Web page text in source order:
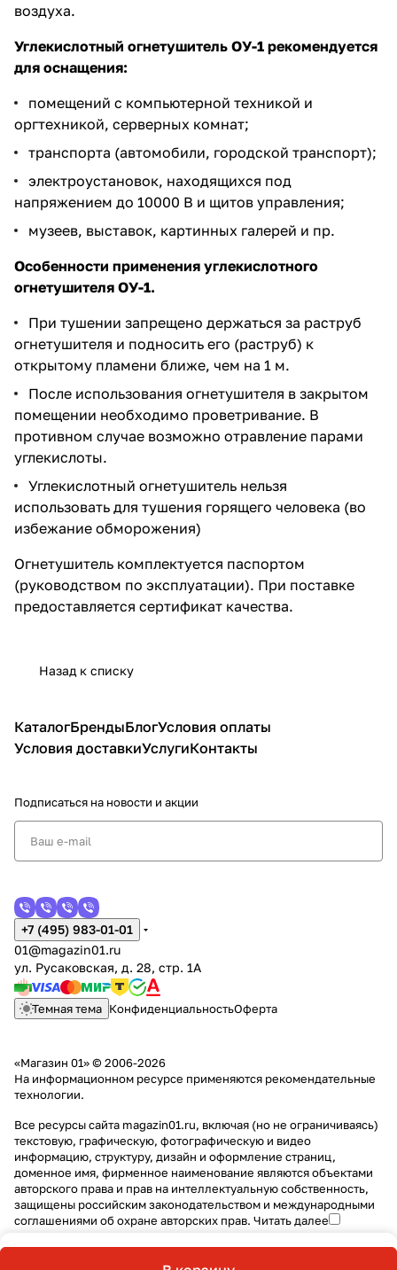
воздуха.
Углекислотный огнетушитель ОУ-1 рекомендуется
для оснащения:
помещений с компьютерной техникой и
оргтехникой, серверных комнат;
транспорта (автомобили, городской транспорт);
электроустановок, находящихся под
напряжением до 10000 В и щитов управления;
музеев, выставок, картинных галерей и пр.
Особенности применения углекислотного
огнетушителя ОУ-1.
При тушении запрещено держаться за раструб
огнетушителя и подносить его (раструб) к
открытому пламени ближе, чем на 1 м.
После использования огнетушителя в закрытом
помещении необходимо проветривание. В
противном случае возможно отравление парами
углекислоты.
Углекислотный огнетушитель нельзя
использовать для тушения горящего человека (во
избежание обморожения)
Огнетушитель комплектуется паспортом
(руководством по эксплуатации). При поставке
предоставляется сертификат качества.
Назад к списку
КаталогБрендыБлогУсловия оплаты
Условия доставкиУслугиКонтакты
Подписаться на новости и акции
+7 (495) 983-01-01
01@magazin01.ru
ул. Русаковская, д. 28, стр. 1А
Темная тема КонфиденциальностьОферта
«Магазин 01» © 2006-2026
На информационном ресурсе применяются рекомендательные
технологии.
Все ресурсы сайта magazin01.ru, включая (но не ограничиваясь)
текстовую, графическую, фотографическую и видео
информацию, структуру, дизайн и оформление страниц,
доменное имя, фирменное наименование являются объектами
авторского права и прав на интеллектуальную собственность,
защищены российским законодательством и международными
соглашениями об охране авторских прав. Читать далее